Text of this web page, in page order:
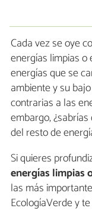
Cada vez se oye
energías limpias o
energías que se
ambiente y su
contrarias a las
embargo,
del resto de
Si quieres
energías limpias
las más
EcologíaVerde y